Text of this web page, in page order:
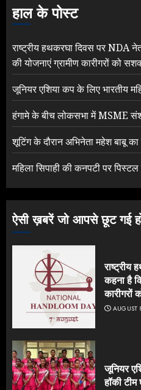
हाल के पोस्ट
राष्ट्रीय हथकरघा दिवस पर NDA
की योजनाएं ग्रामीण कारीगरों को
जूनियर एशिया कप के लिए भारतीय
हंगामे के बीच लोकसभा में MSME
शूटिंग के दौरान अभिनेता महेश बाबू का
महिला सिपाही की कनपटी पर
ऐसी ख़बरें जो आपसे छूट गई
कहना है
कारीगरों
AUGUST
जूनियर
हॉकी टीम